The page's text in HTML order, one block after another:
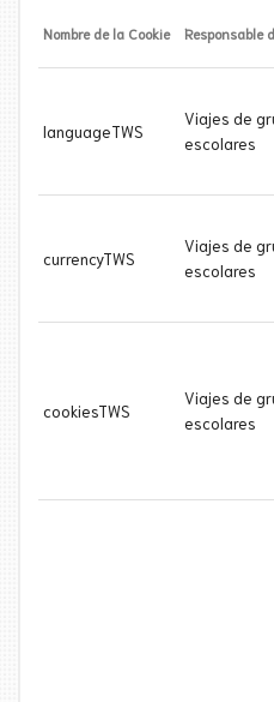
Nombre de la Cookie Responsable
languageTWS
Viajes de
escolares
currencyTWS
Viajes de
escolares
cookiesTWS
Viajes de
escolares